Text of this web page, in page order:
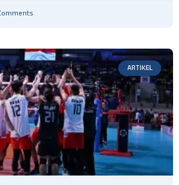
ARTIKEL